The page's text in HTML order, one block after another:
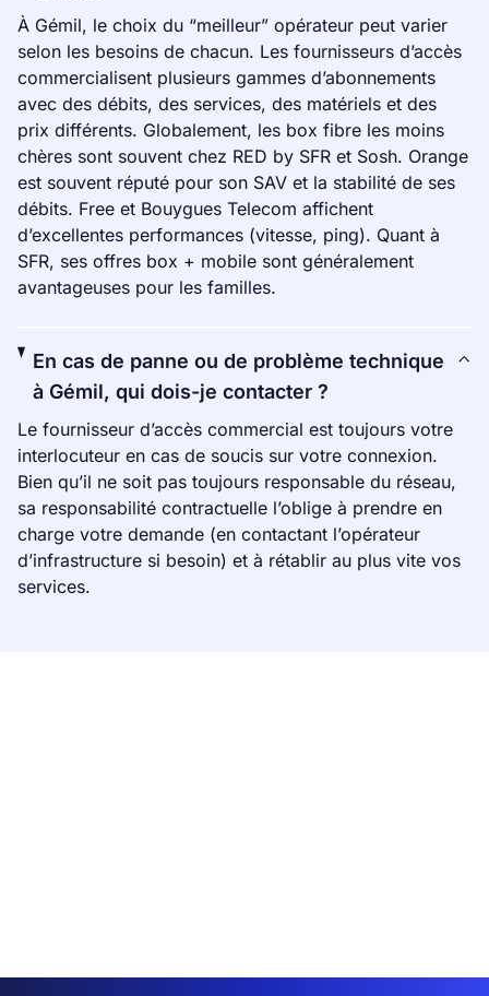
À Gémil, le choix du “meilleur” opérateur peut varier
selon les besoins de chacun. Les fournisseurs d’accès
commercialisent plusieurs gammes d’abonnements
avec des débits, des services, des matériels et des
prix différents. Globalement, les box fibre les moins
chères sont souvent chez RED by SFR et Sosh. Orange
est souvent réputé pour son SAV et la stabilité de ses
débits. Free et Bouygues Telecom affichent
d’excellentes performances (vitesse, ping). Quant à
SFR, ses offres box + mobile sont généralement
avantageuses pour les familles.
En cas de panne ou de problème technique
à Gémil, qui dois-je contacter ?
Le fournisseur d’accès commercial est toujours votre
interlocuteur en cas de soucis sur votre connexion.
Bien qu’il ne soit pas toujours responsable du réseau,
sa responsabilité contractuelle l’oblige à prendre en
charge votre demande (en contactant l’opérateur
d’infrastructure si besoin) et à rétablir au plus vite vos
services.